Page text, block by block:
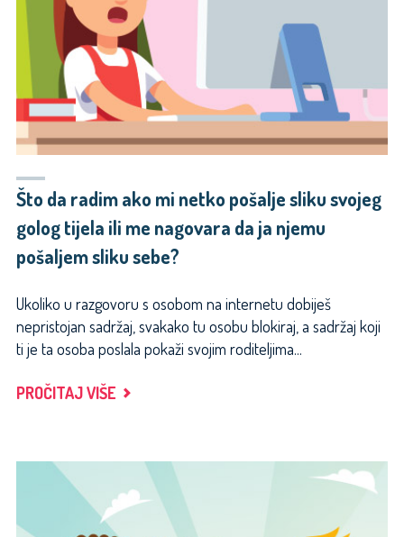
DOPISUJEMO
ZA
ŠKOLU…
ŠTO
GOD
DA
NAPIŠEM
ME
NE
ZNAM
ŠTO
DA
RADIM."
Što da radim ako mi netko pošalje sliku svojeg
golog tijela ili me nagovara da ja njemu
pošaljem sliku sebe?
Ukoliko u razgovoru s osobom na internetu dobiješ
nepristojan sadržaj, svakako tu osobu blokiraj, a sadržaj koji
ti je ta osoba poslala pokaži svojim roditeljima...
PROČITAJ VIŠE "ŠTO
AKO
NETKO
POŠALJE